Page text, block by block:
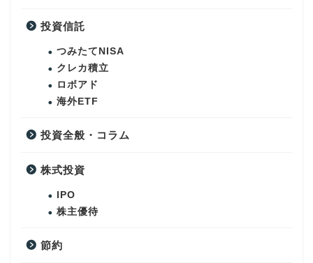
投資信託
つみたてNISA
クレカ積立
ロボアド
海外ETF
投資全般・コラム
株式投資
IPO
株主優待
節約